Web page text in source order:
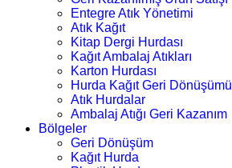
Entegre Atık Yönetimi
Atık Kağıt
Kitap Dergi Hurdası
Kağıt Ambalaj Atıkları
Karton Hurdası
Hurda Kağıt Geri Dönüşümü
Atık Hurdalar
Ambalaj Atığı Geri Kazanım
Bölgeler
Geri Dönüşüm
Kağıt Hurda